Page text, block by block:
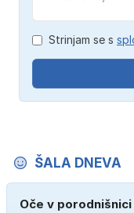
Strinjam se s
ŠALA DNEVA
Oče v